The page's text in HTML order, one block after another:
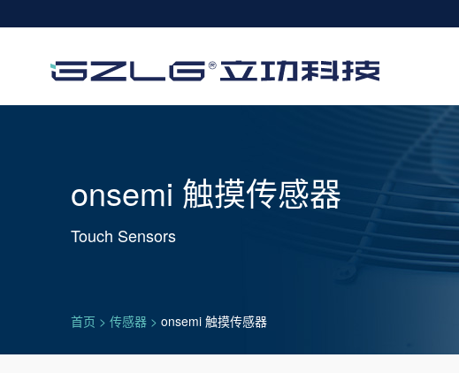
onsemi 触摸传感器
Touch Sensors
首页 > 传感器 > onsemi 触摸传感器